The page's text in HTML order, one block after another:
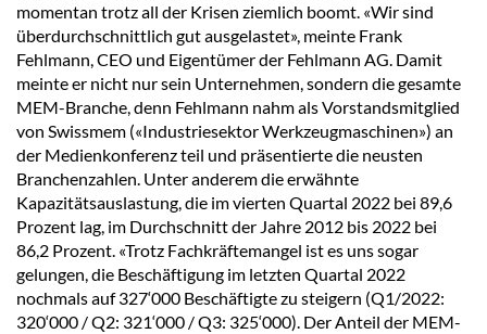
momentan trotz all der Krisen ziemlich boomt. «Wir sind
überdurchschnittlich gut ausgelastet», meinte Frank
Fehlmann, CEO und Eigentümer der Fehlmann AG. Damit
meinte er nicht nur sein Unternehmen, sondern die gesamte
MEM-Branche, denn Fehlmann nahm als Vorstandsmitglied
von Swissmem («Industriesektor Werkzeugmaschinen») an
der Medienkonferenz teil und präsentierte die neusten
Branchenzahlen. Unter anderem die erwähnte
Kapazitätsauslastung, die im vierten Quartal 2022 bei 89,6
Prozent lag, im Durchschnitt der Jahre 2012 bis 2022 bei
86,2 Prozent. «Trotz Fachkräftemangel ist es uns sogar
gelungen, die Beschäftigung im letzten Quartal 2022
nochmals auf 327‘000 Beschäftigte zu steigern (Q1/2022:
320‘000 / Q2: 321‘000 / Q3: 325‘000). Der Anteil der MEM-